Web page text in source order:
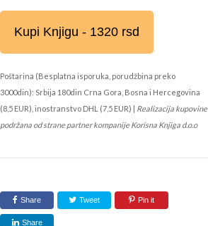
Kupi Knjigu - 1320 rsd
Poštarina (Besplatna isporuka, porudžbina preko
3000din): Srbija 180din Crna Gora, Bosna i Hercegovina
(8,5 EUR), inostranstvo DHL (7,5 EUR) | Realizacija kupovine
podržana od strane partner kompanije Korisna Knjiga d.o.o
Share Tweet Pin it
Share